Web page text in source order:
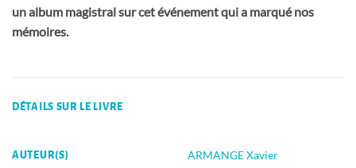
un album magistral sur cet événement qui a marqué nos
mémoires.
DÉTAILS SUR LE LIVRE
AUTEUR(S) ARMANGE Xavier